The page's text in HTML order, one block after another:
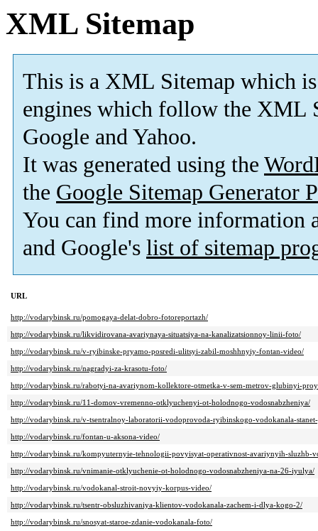
XML Sitemap
This is a XML Sitemap which is
engines which follow the XML
Google and Yahoo.
It was generated using the
the Google Sitemap Generator
You can find more information
and Google's list of sitemap
URL
http://vodarybinsk.ru/pomogaya-delat-dobro-fotoreportazh/
http://vodarybinsk.ru/likvidirovana-avariynaya-situatsiya-na-kanalizatsionnoy-linii-foto/
http://vodarybinsk.ru/v-ryibinske-pryamo-posredi-ulitsyi-zabil-moshhnyiy-fontan-video/
http://vodarybinsk.ru/nagradyi-za-krasotu-foto/
http://vodarybinsk.ru/rabotyi-na-avariynom-kollektore-otmetka-v-sem-metrov-glubinyi-
http://vodarybinsk.ru/11-domov-vremenno-otklyuchenyi-ot-holodnogo-vodosnabzheniya/
http://vodarybinsk.ru/v-tsentralnoy-laboratorii-vodoprovoda-ryibinskogo-vodokanala-
http://vodarybinsk.ru/fontan-u-aksona-video/
http://vodarybinsk.ru/kompyuternyie-tehnologii-povyisyat-operativnost-avariynyih-sluzhb-
http://vodarybinsk.ru/vnimanie-otklyuchenie-ot-holodnogo-vodosnabzheniya-na-26-iyulya/
http://vodarybinsk.ru/vodokanal-stroit-novyiy-korpus-video/
http://vodarybinsk.ru/tsentr-obsluzhivaniya-klientov-vodokanala-zachem-i-dlya-kogo-2/
http://vodarybinsk.ru/snosyat-staroe-zdanie-vodokanala-foto/